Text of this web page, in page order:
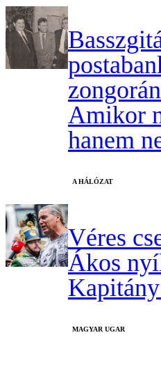
Amikor
hanem
A HÁLÓZAT
Véres
Ákos
MAGYAR UGAR